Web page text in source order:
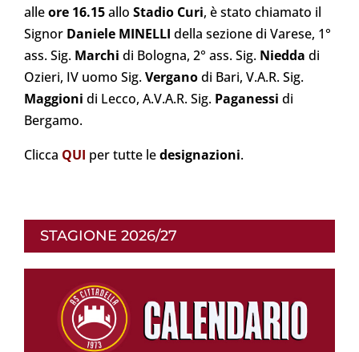
alleore 16.15allo Stadio Curi, è stato chiamato il
Signor Daniele MINELLI della sezione di Varese, 1°
ass. Sig. Marchi di Bologna, 2° ass. Sig. Niedda di
Ozieri, IV uomo Sig.Verganodi Bari, V.A.R. Sig.
Maggioni di Lecco, A.V.A.R. Sig. Paganessi di
Bergamo.
Clicca QUI per tutte ledesignazioni.
STAGIONE 2026/27